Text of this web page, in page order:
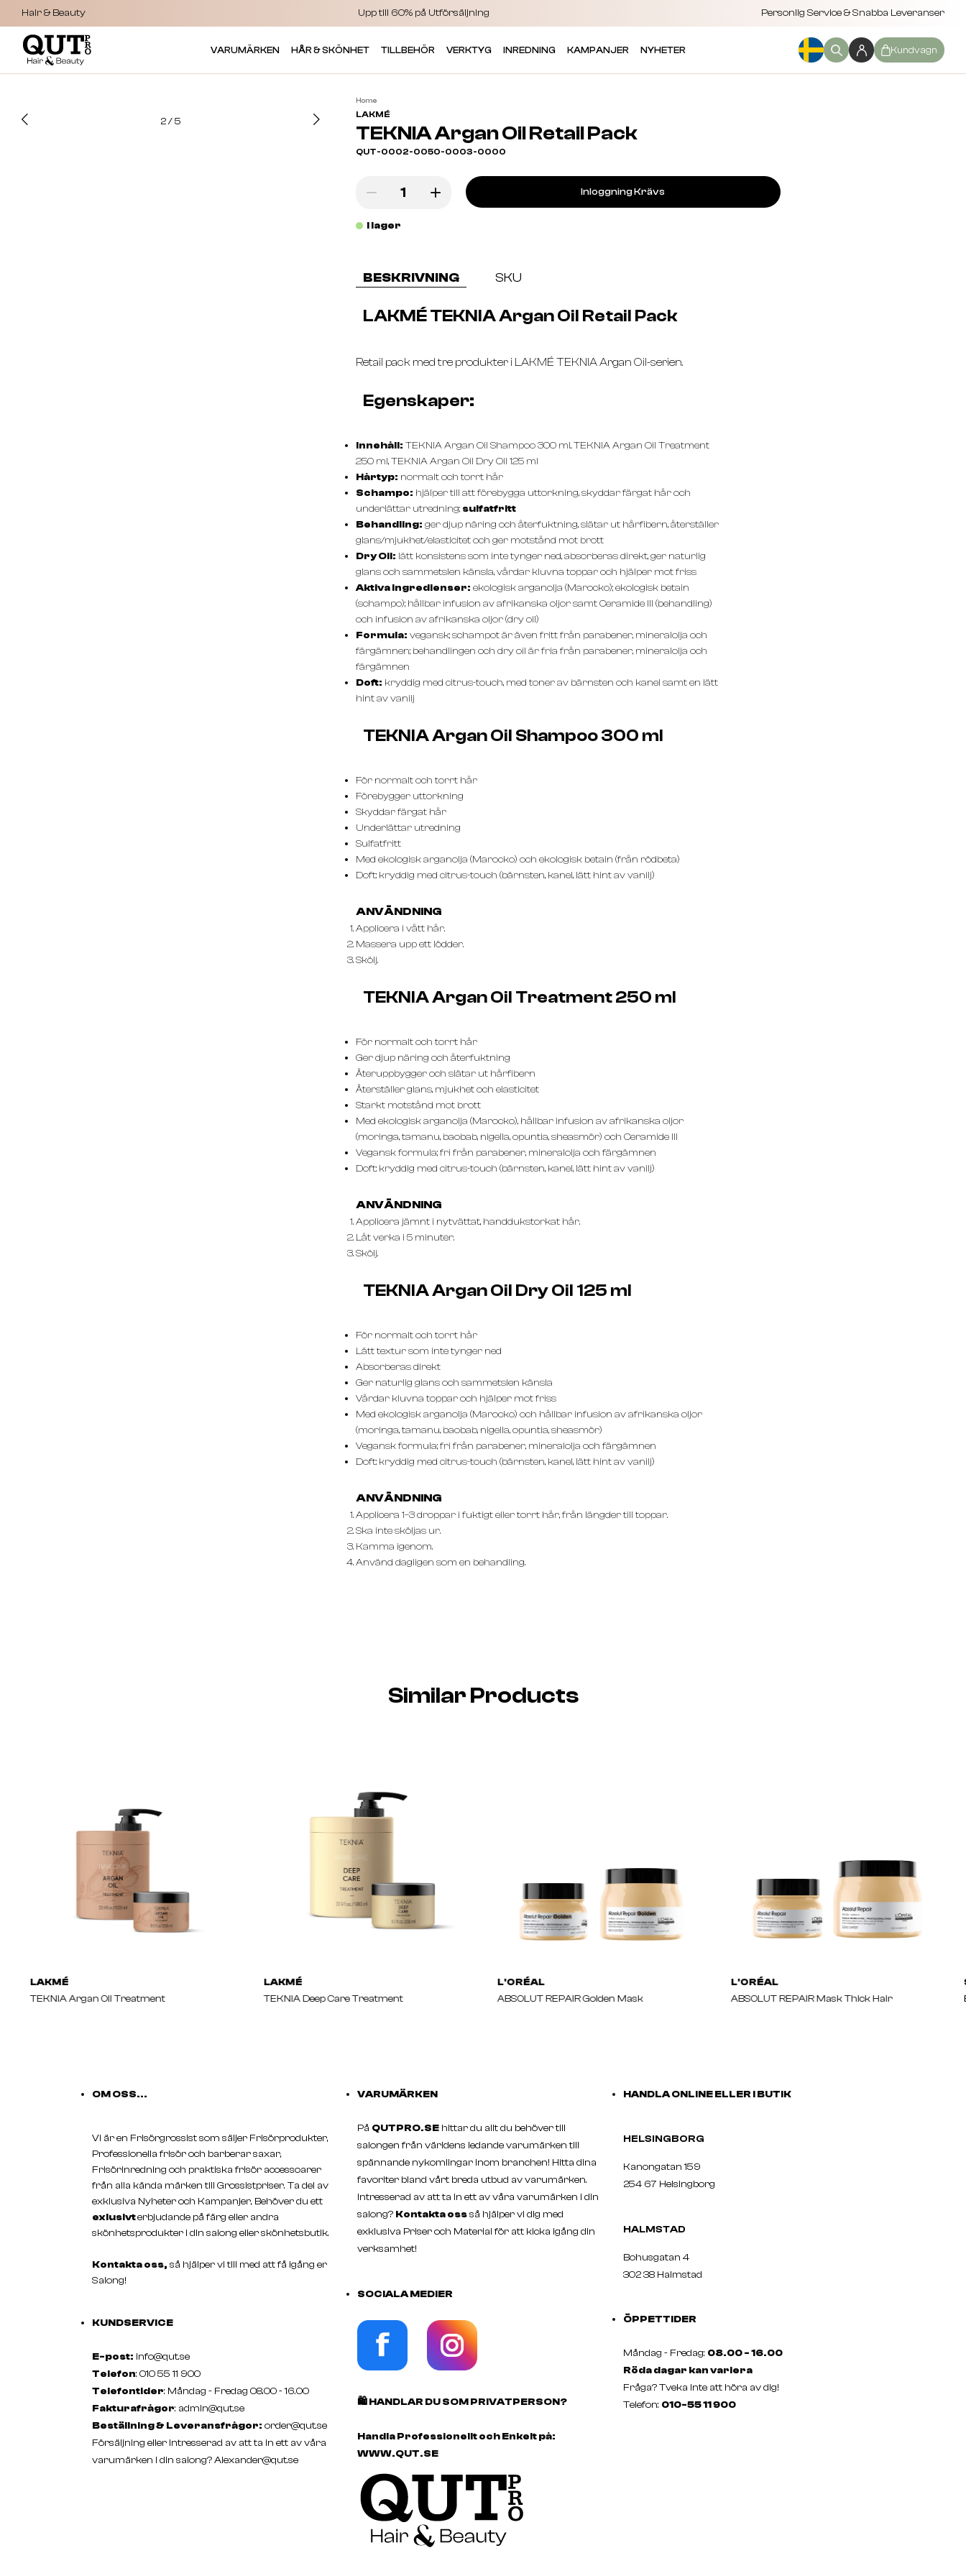
Hair & Beauty Upp till 60% på Utförsäljning Personlig Service & Snabba Leveranser
VARUMÄRKEN HÅR & SKÖNHET TILLBEHÖR VERKTYG INREDNING KAMPANJER NYHETER Kundvagn
2/5
Home
LAKMÉ
TEKNIA Argan Oil Retail Pack
QUT-0002-0050-0003-0000
Inloggning Krävs
I lager
BESKRIVNING SKU
LAKMÉ TEKNIA Argan Oil Retail Pack
Retail pack med tre produkter i LAKMÉ TEKNIA Argan Oil-serien.
Egenskaper:
Innehåll: TEKNIA Argan Oil Shampoo 300 ml, TEKNIA Argan Oil Treatment
250 ml, TEKNIA Argan Oil Dry Oil 125 ml
Hårtyp: normalt och torrt hår
Schampo: hjälper till att förebygga uttorkning, skyddar färgat hår och
underlättar utredning; sulfatfritt
Behandling: ger djup näring och återfuktning, slätar ut hårfibern, återställer
glans/mjukhet/elasticitet och ger motstånd mot brott
Dry Oil: lätt konsistens som inte tynger ned, absorberas direkt, ger naturlig
glans och sammetslen känsla, vårdar kluvna toppar och hjälper mot friss
Aktiva ingredienser: ekologisk arganolja (Marocko); ekologisk betain
(schampo); hållbar infusion av afrikanska oljor samt Ceramide III (behandling)
och infusion av afrikanska oljor (dry oil)
Formula: vegansk; schampot är även fritt från parabener, mineralolja och
färgämnen; behandlingen och dry oil är fria från parabener, mineralolja och
färgämnen
Doft: kryddig med citrus-touch, med toner av bärnsten och kanel samt en lätt
hint av vanilj
TEKNIA Argan Oil Shampoo 300 ml
För normalt och torrt hår
Förebygger uttorkning
Skyddar färgat hår
Underlättar utredning
Sulfatfritt
Med ekologisk arganolja (Marocko) och ekologisk betain (från rödbeta)
Doft: kryddig med citrus-touch (bärnsten, kanel, lätt hint av vanilj)
ANVÄNDNING
Applicera i vått hår.
Massera upp ett lödder.
Skölj.
TEKNIA Argan Oil Treatment 250 ml
För normalt och torrt hår
Ger djup näring och återfuktning
Återuppbygger och slätar ut hårfibern
Återställer glans, mjukhet och elasticitet
Starkt motstånd mot brott
Med ekologisk arganolja (Marocko), hållbar infusion av afrikanska oljor
(moringa, tamanu, baobab, nigella, opuntia, sheasmör) och Ceramide III
Vegansk formula; fri från parabener, mineralolja och färgämnen
Doft: kryddig med citrus-touch (bärnsten, kanel, lätt hint av vanilj)
ANVÄNDNING
Applicera jämnt i nytvättat, handdukstorkat hår.
Låt verka i 5 minuter.
Skölj.
TEKNIA Argan Oil Dry Oil 125 ml
För normalt och torrt hår
Lätt textur som inte tynger ned
Absorberas direkt
Ger naturlig glans och sammetslen känsla
Vårdar kluvna toppar och hjälper mot friss
Med ekologisk arganolja (Marocko) och hållbar infusion av afrikanska oljor
(moringa, tamanu, baobab, nigella, opuntia, sheasmör)
Vegansk formula; fri från parabener, mineralolja och färgämnen
Doft: kryddig med citrus-touch (bärnsten, kanel, lätt hint av vanilj)
ANVÄNDNING
Applicera 1–3 droppar i fuktigt eller torrt hår, från längder till toppar.
Ska inte sköljas ur.
Kamma igenom.
Använd dagligen som en behandling.
Similar Products
LAKMÉ
TEKNIA Argan Oil Treatment
LAKMÉ
TEKNIA Deep Care Treatment
L'ORÉAL
ABSOLUT REPAIR Golden Mask
L'ORÉAL
ABSOLUT REPAIR Mask Thick Hair
OM OSS...
Vi är en Frisörgrossist som säljer Frisörprodukter,
Professionella frisör och barberar saxar,
Frisörinredning och praktiska frisör accessoarer
från alla kända märken till Grossistpriser. Ta del av
exklusiva Nyheter och Kampanjer, Behöver du ett
exlusivterbjudande på färg eller andra
skönhetsprodukter i din salong eller skönhetsbutik.
Kontakta oss, så hjälper vi till med att få igång er
Salong!
KUNDSERVICE
E-post: info@qut.se
Telefon: 010 55 11 900
Telefontider: Måndag - Fredag 08.00 - 16.00
Fakturafrågor: admin@qut.se
Beställning & Leveransfrågor: order@qut.se
Försäljning eller intresserad av att ta in ett av våra
varumärken i din salong?Alexander@qut.se
VARUMÄRKEN
På QUTPRO.SE hittar du allt du behöver till
salongen från världens ledande varumärken till
spännande nykomlingar inom branchen! Hitta dina
favoriter bland vårt breda utbud av varumärken.
Intresserad av att ta in ett av våra varumärken i din
salong? Kontakta ossså hjälper vi dig med
exklusiva Priser och Material för att kicka igång din
verksamhet!
SOCIALA MEDIER
🛍️HANDLAR DU SOM PRIVATPERSON?
Handla Professionellt och Enkelt på:
WWW.QUT.SE
HANDLA ONLINE ELLER I BUTIK
HELSINGBORG
Kanongatan 159
254 67 Helsingborg
HALMSTAD
Bohusgatan 4
302 38 Halmstad
ÖPPETTIDER
Måndag - Fredag: 08.00 - 16.00
Röda dagar kan variera
Fråga? Tveka inte att höra av dig!
Telefon: 010-55 11 900